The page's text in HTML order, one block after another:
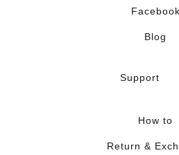
Facebook
Blog
Support
How to
Return &